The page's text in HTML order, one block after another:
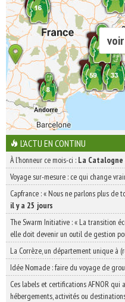
L'ACTU EN CONTINU
À l'honneur ce mois-ci : La Catalogne
Voyage sur-mesure : ce qui change
Capfrance : « Nous ne parlons plus
il y a 25 jours
The Swarm Initiative : « La transition
elle doit devenir un outil de gestion
La Corrèze, un département unique à
Idée Nomade : faire du voyage de
Ces labels et certifications AFNOR
hébergements, activités ou